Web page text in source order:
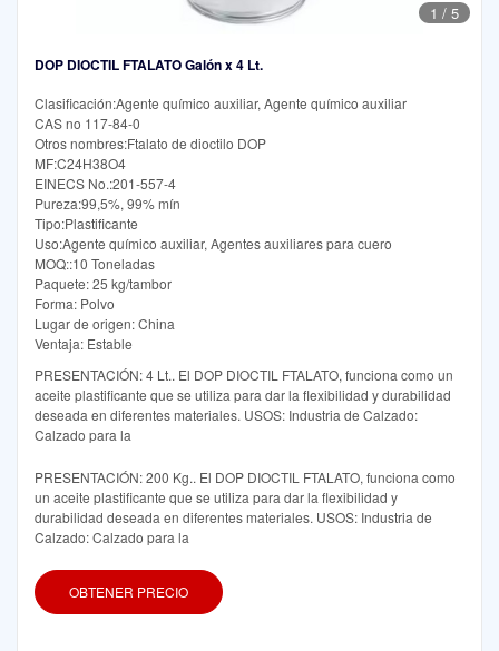
1 / 5
DOP DIOCTIL FTALATO Galón x 4 Lt.
Clasificación:Agente químico auxiliar, Agente químico auxiliar
CAS no 117-84-0
Otros nombres:Ftalato de dioctilo DOP
MF:C24H38O4
EINECS No.:201-557-4
Pureza:99,5%, 99% mín
Tipo:Plastificante
Uso:Agente químico auxiliar, Agentes auxiliares para cuero
MOQ::10 Toneladas
Paquete: 25 kg/tambor
Forma: Polvo
Lugar de origen: China
Ventaja: Estable
PRESENTACIÓN: 4 Lt.. El DOP DIOCTIL FTALATO, funciona como un
aceite plastificante que se utiliza para dar la flexibilidad y durabilidad
deseada en diferentes materiales. USOS: Industria de Calzado:
Calzado para la
PRESENTACIÓN: 200 Kg.. El DOP DIOCTIL FTALATO, funciona como
un aceite plastificante que se utiliza para dar la flexibilidad y
durabilidad deseada en diferentes materiales. USOS: Industria de
Calzado: Calzado para la
OBTENER PRECIO